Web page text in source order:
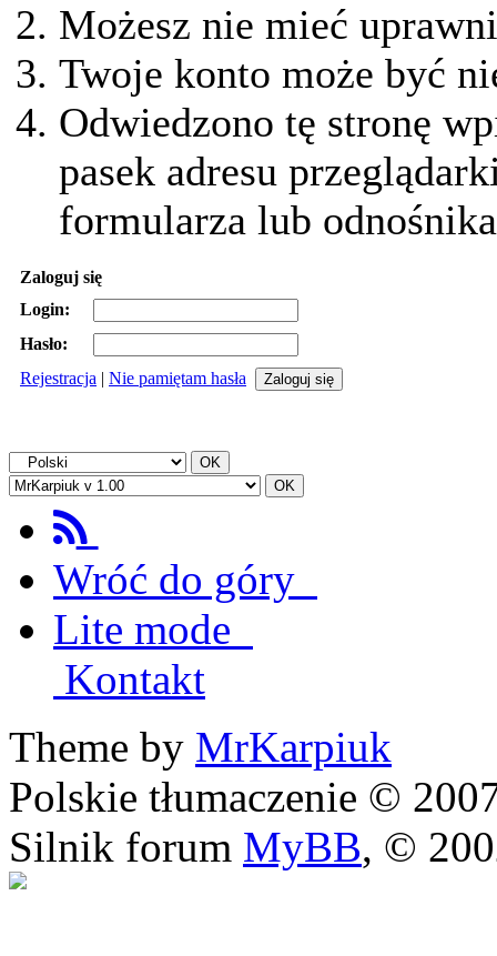
Możesz nie mieć
Twoje konto może być
Odwiedzono tę stronę
pasek adresu
formularza lub
Zaloguj się
Login:
Hasło:
Rejestracja | Nie pamiętam hasła
Wróć do góry
Lite mode
Kontakt
Theme by MrKarpiuk
Polskie tłumaczenie ©
Silnik forum MyBB, ©